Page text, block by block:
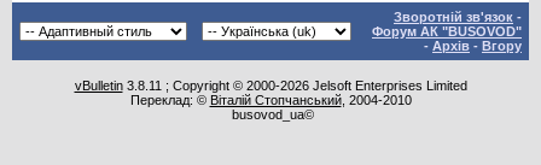
Зворотній зв'язок -
Форум АК "BUSOVOD"
- Архів - Вгору
vBulletin3.8.11 ; Copyright © 2000-2026 Jelsoft Enterprises Limited
Переклад: © Віталій Стопчанський, 2004-2010
busovod_ua©